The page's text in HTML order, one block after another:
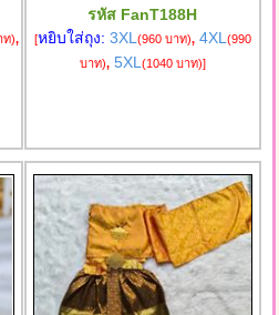
ท),
รหัส FanT188H
[หยิบใส่ถุง: 3XL (960 บาท), 4XL (990
บาท), 5XL (1040 บาท)]